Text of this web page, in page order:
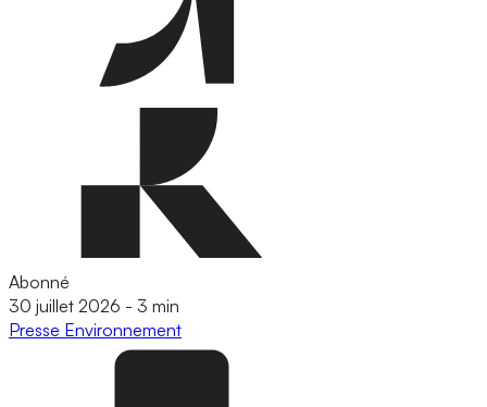
Abonné
30 juillet 2026 - 3 min
Presse Environnement